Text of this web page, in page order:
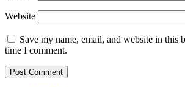
Website
Save my name, email, and website in this
time I comment.